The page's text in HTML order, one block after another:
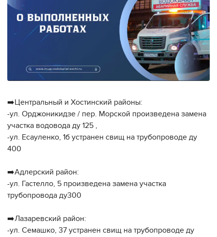
➡️Центральный и Хостинский районы:
-ул. Орджоникидзе / пер. Морской произведена замена
участка водовода ду 125 ,
-ул. Есауленко, 1б устранен свищ на трубопроводе ду
400
➡️Адлерский район:
-ул. Гастелло, 5 произведена замена участка
трубопровода ду300
➡️Лазаревский район:
-ул. Семашко, 37 устранен свищ на трубопроводе ду